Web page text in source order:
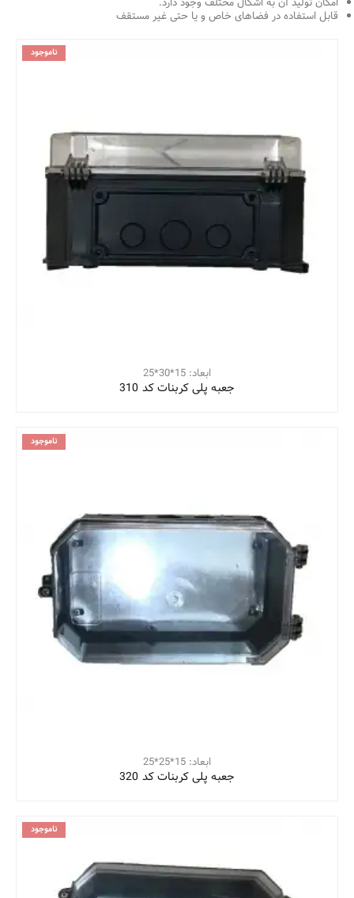
قابل استفاده در فضاهای خاص و یا حتی غیر مستقف
ناموجود
ابعاد: 15*30*25
جعبه پلی کربنات کد 310
ناموجود
ابعاد: 15*25*25
جعبه پلی کربنات کد 320
ناموجود